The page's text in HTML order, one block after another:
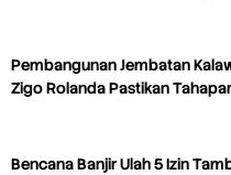
Pembangunan Jembatan
Zigo Rolanda Pastikan
Bencana Banjir Ulah 5 Izin